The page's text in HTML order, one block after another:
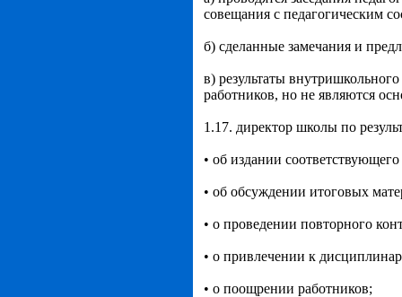
совещания с педагогическим
б) сделанные замечания и
в) результаты
работников, но не являются
1.17. директор школы по
• об издании
• об обсуждении итоговых
• о проведении повторного
• о привлечении к
• о поощрении работников;